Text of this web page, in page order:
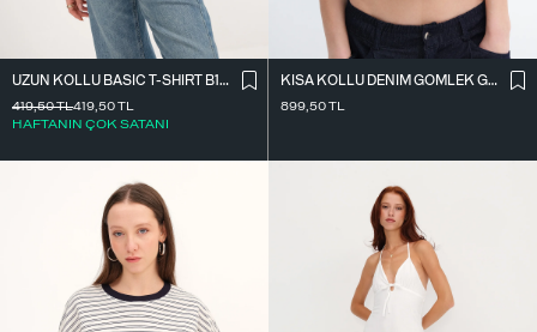
UZUN KOLLU BASIC T-SHIRT B10571
419,50TL
HAFTANIN ÇOK SATANI
419,50TL
KISA KOLLU DENIM GÖMLEK G17600
899,50TL